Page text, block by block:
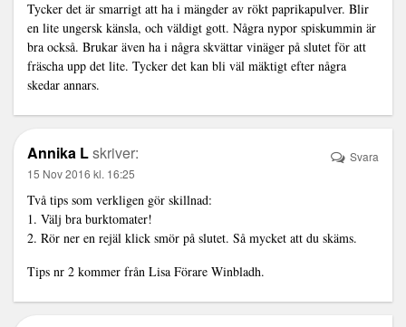
Tycker det är smarrigt att ha i mängder av rökt paprikapulver. Blir
en lite ungersk känsla, och väldigt gott. Några nypor spiskummin är
bra också. Brukar även ha i några skvättar vinäger på slutet för att
fräscha upp det lite. Tycker det kan bli väl mäktigt efter några
skedar annars.
Annika Lskriver:
15 Nov 2016 kl. 16:25
Två tips som verkligen gör skillnad:
1. Välj bra burktomater!
2. Rör ner en rejäl klick smör på slutet. Så mycket att du skäms.
Tips nr 2 kommer från Lisa Förare Winbladh.
Svara